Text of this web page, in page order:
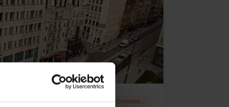
18.11.2022 Chambre de Commerce